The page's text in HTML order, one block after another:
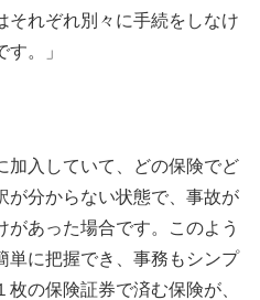
それぞれ別々に手続をしなけ
。」
加入していて、どの保険でど
が分からない状態で、事故が
あった場合です。このよう
単に把握でき、事務もシンプ
の保険証券で済む保険が、